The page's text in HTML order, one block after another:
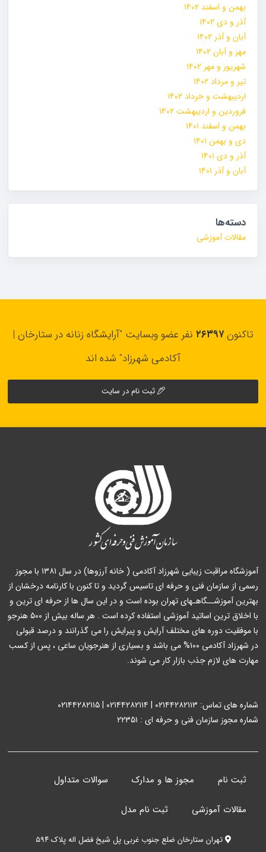
بهمن و اسفند ۱۴۰۲
آذر و دی ۱۴۰۲
آبان و آذر ۱۴۰۲
مهر و آبان ۱۴۰۲
شهریور و مهر ۱۴۰۲
تیر و مرداد ۱۴۰۲
اردیبهشت و خرداد ۱۴۰۲
فروردین و اردیبهشت ۱۴۰۲
بهمن و اسفند ۱۴۰۱
دی و بهمن ۱۴۰۱
آذر و دی ۱۴۰۱
آبان و آذر ۱۴۰۱
دسته‌ها
مقالات آموزشی
تاکنون۲۶۳۹۷ نفر عضو وبسایت "آرایشگاه زنانه در ستارخان |
آکادمی شهرزاد" شده اند
ثبت نام در سایت
آموزشگاه مراقبت زیبایی شهرزاد آکادمی ( خانه آرزوها) در سال ۱۳۸۱ با مجوز
رسمی از سازمان فنی و حرفه ای تاسیس گردید و تا کنون با کارنامه درخشان از
بهترین آموزشــگاهـهای تهران بوده است و در این سال ها از حرفه ای ترین و
با اخلاق ترین اساتید آموزشی استفاده کرده است . هر ساله بیش از ۵۰۰ هنرجو
با موفقیت دوره های مختلف آرایش و پیرایش را می گذرانند و درصد قبولی
در شهرزاد آکادمی ۱۰۰% می باشد و بسیاری از هنرجویان ساعی ، پس از کسب
مهارت های لازم جذب بازار کار می شوند.
شماره های تماس: ۰۲۱۴۴۲۸۲۱۱۳ | ۰۲۱۴۴۲۸۲۱۱۴ | ۰۲۱۴۴۲۸۲۱۱۵
شماره مجوز سازمان فنی و حرفه ای : ۲۲۳۵۱
ثبت نام مجوز ها و مدارک سوالات متداول
مقالات آموزشی ثبت نام مدل
تهران ستارخان ضلع جنوب غربی پل شیخ فضل اله پلاک ۵۹۴